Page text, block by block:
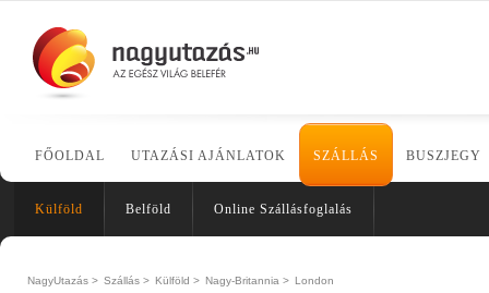
FŐOLDAL UTAZÁSI AJÁNLATOK SZÁLLÁS BUSZJEGY
Külföld Belföld Online Szállásfoglalás
NagyUtazás > Szállás > Külföld > Nagy-Britannia > London